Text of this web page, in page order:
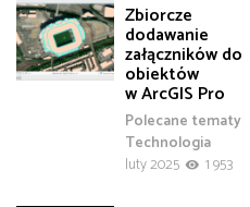
Zbiorcze
dodawanie
załączników do
obiektów
w ArcGIS Pro
Polecane tematy
Technologia
luty 2025
1 953